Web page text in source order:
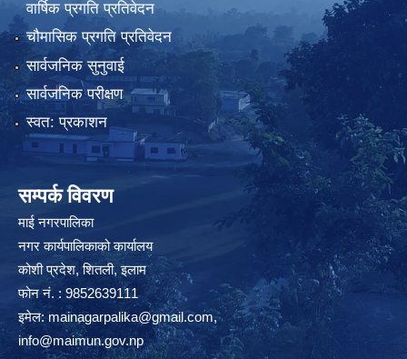
वार्षिक प्रगति प्रतिवेदन
चौमासिक प्रगति प्रतिवेदन
सार्वजनिक सुनुवाई
सार्वजनिक परीक्षण
स्वत: प्रकाशन
सम्पर्क विवरण
माई नगरपालिका
नगर कार्यपालिकाको कार्यालय
कोशी प्रदेश, शितली, इलाम
फोन नं. : 9852639111
इमेल:mainagarpalika@gmail.com,
info@maimun.gov.np